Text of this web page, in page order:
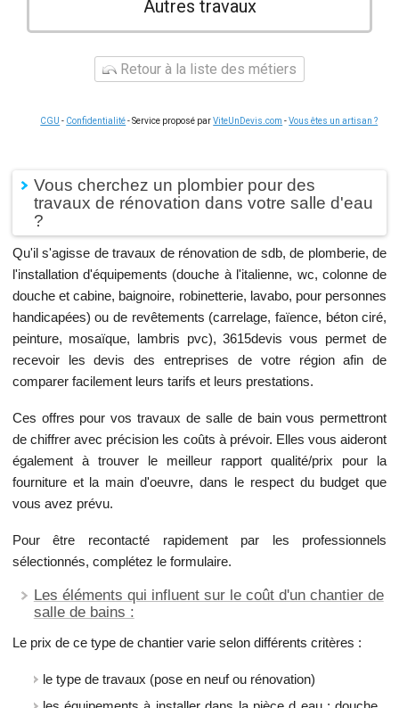
Autres travaux
Retour à la liste des métiers
CGU - Confidentialité- Service proposé parViteUnDevis.com -Vous êtes un artisan ?
Vous cherchez un plombier pour des
travaux de rénovation dans votre salle d'eau
?
Qu'il s'agisse de travaux de rénovation de sdb, de plomberie, de
l'installation d'équipements (douche à l'italienne, wc, colonne de
douche et cabine, baignoire, robinetterie, lavabo, pour personnes
handicapées) ou de revêtements (carrelage, faïence, béton ciré,
peinture, mosaïque, lambris pvc), 3615devis vous permet de
recevoir les devis des entreprises de votre région afin de
comparer facilement leurs tarifs et leurs prestations.
Ces offres pour vos travaux de salle de bain vous permettront
de chiffrer avec précision les coûts à prévoir. Elles vous aideront
également à trouver le meilleur rapport qualité/prix pour la
fourniture et la main d'oeuvre, dans le respect du budget que
vous avez prévu.
Pour être recontacté rapidement par les professionnels
sélectionnés, complétez le formulaire.
Les éléments qui influent sur le coût d'un chantier de
salle de bains :
Le prix de ce type de chantier varie selon différents critères :
le type de travaux (pose en neuf ou rénovation)